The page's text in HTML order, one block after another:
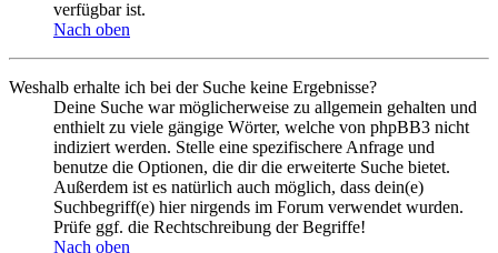
verfügbar ist.
Nach oben
Weshalb erhalte ich bei der Suche keine Ergebnisse?
Deine Suche war möglicherweise zu allgemein gehalten und
enthielt zu viele gängige Wörter, welche von phpBB3 nicht
indiziert werden. Stelle eine spezifischere Anfrage und
benutze die Optionen, die dir die erweiterte Suche bietet.
Außerdem ist es natürlich auch möglich, dass dein(e)
Suchbegriff(e) hier nirgends im Forum verwendet wurden.
Prüfe ggf. die Rechtschreibung der Begriffe!
Nach oben